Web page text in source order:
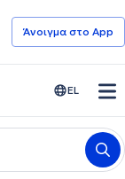
Άνοιγμα στο App
EL